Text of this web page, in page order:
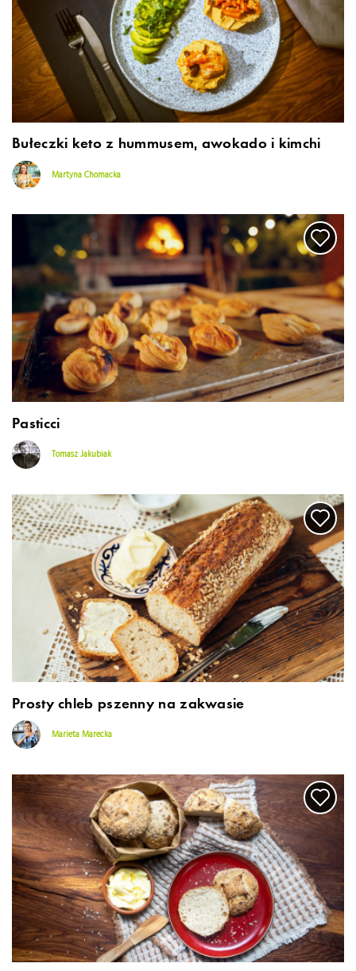
Bułeczki keto z hummusem, awokado i kimchi
Martyna Chomacka
Pasticci
Tomasz Jakubiak
Prosty chleb pszenny na zakwasie
Marieta Marecka